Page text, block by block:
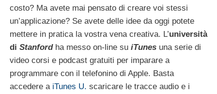
costo? Ma avete mai pensato di creare voi stessi
un’applicazione? Se avete delle idee da oggi potete
mettere in pratica la vostra vena creativa. L’università
di Stanfordha messo on-line su iTunes una serie di
video corsi e podcast gratuiti per imparare a
programmare con il telefonino di Apple. Basta
accedere a iTunes U. scaricare le tracce audio e i